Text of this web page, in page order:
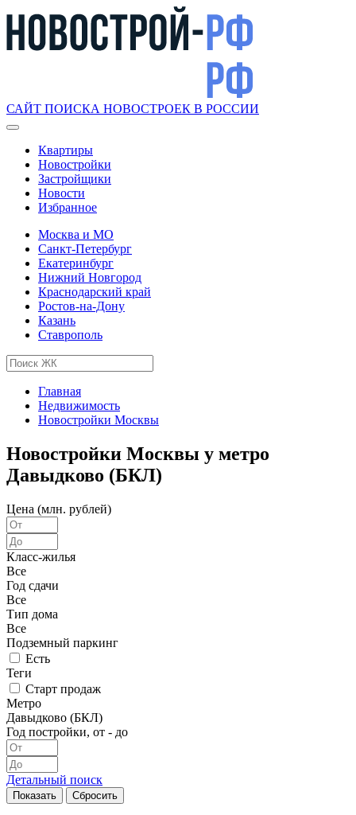
САЙТ ПОИСКА НОВОСТРОЕК В РОССИИ
Квартиры
Новостройки
Застройщики
Новости
Избранное
Москва и МО
Санкт-Петербург
Екатеринбург
Нижний Новгород
Краснодарский край
Ростов-на-Дону
Казань
Ставрополь
Главная
Недвижимость
Новостройки Москвы
Новостройки Москвы у метро
Давыдково (БКЛ)
Цена (млн. рублей)
Класс-жилья
Все
Год сдачи
Все
Тип дома
Все
Подземный паркинг
Есть
Теги
Старт продаж
Метро
Давыдково (БКЛ)
Год постройки, от - до
Детальный поиск